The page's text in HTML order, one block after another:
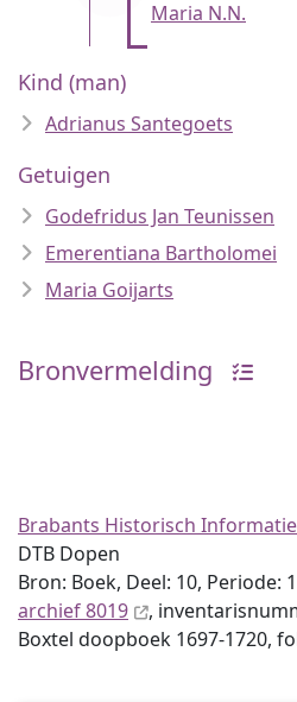
Maria N.N.
Kind (man)
Adrianus Santegoets
Getuigen
Godefridus Jan Teunissen
Emerentiana Bartholomei
Maria Goijarts
Bronvermelding
Brabants Historisch
DTB Dopen
Bron: Boek, Deel: 10, Periode:
archief 8019
,
Boxtel doopboek 1697-1720,